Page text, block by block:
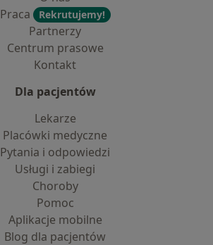
Praca
Rekrutujemy!
Partnerzy
Centrum prasowe
Kontakt
Dla pacjentów
Lekarze
Placówki medyczne
Pytania i odpowiedzi
Usługi i zabiegi
Choroby
Pomoc
Aplikacje mobilne
Blog dla pacjentów